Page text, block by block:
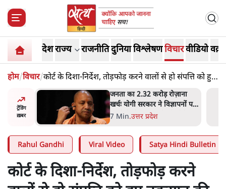
देशराज्य राजनीतिदुनियाविश्लेषणविचारवीडियो
होम/विचार/कोर्ट के दिशा-निर्देश, तोड़फोड़ करने वालों से हो संपत्ति को हुए
नुक़सान की भरपाई
ट्रेंडिंग
ख़बर
पर
उलटबांसीः राष्ट्र के चरित्र की मरम्मत
जारी है
11 Min.व्यंग्य/उलटबाँसी
Rahul Gandhi Viral Video Satya Hindi Bulletin
कोर्ट के दिशा-निर्देश, तोड़फोड़ करने